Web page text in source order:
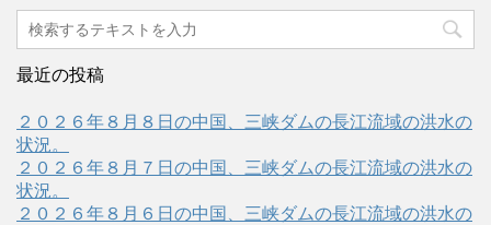
最近の投稿
２０２６年８月８日の中国、三峡ダムの長江流域の洪水の
状況。
２０２６年８月７日の中国、三峡ダムの長江流域の洪水の
状況。
２０２６年８月６日の中国、三峡ダムの長江流域の洪水の